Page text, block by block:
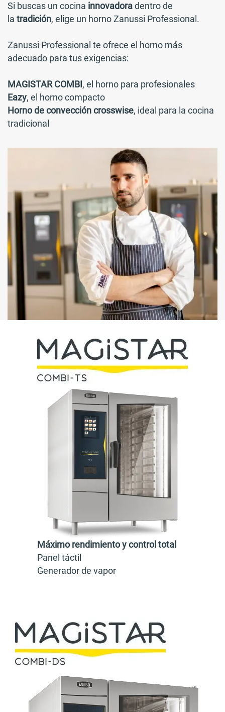
Si buscas un cocina innovadora dentro de
la tradición, elige un horno Zanussi Professional.
Zanussi Professional te ofrece el horno más
adecuado para tus exigencias:
MAGISTAR COMBI , el horno para profesionales
Eazy, el horno compacto
Horno de convección crosswise, ideal para la cocina
tradicional
Máximo rendimiento y control total
Panel táctil
Generador de vapor